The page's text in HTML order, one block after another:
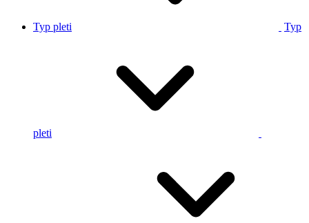
Typ pleti Typ
pleti